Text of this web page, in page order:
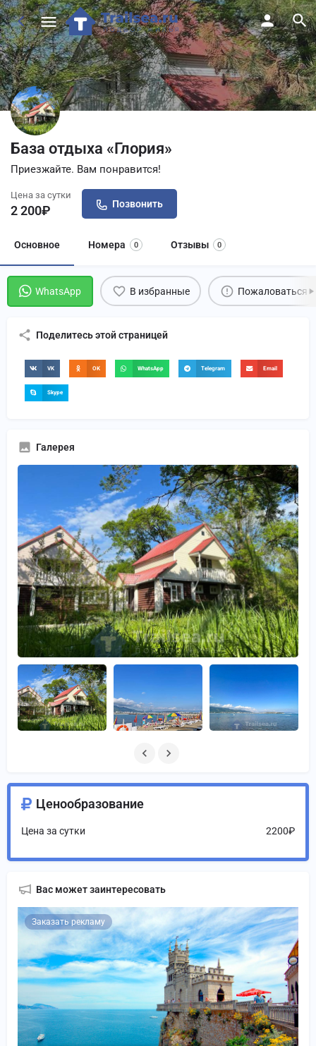
База отдыха «Глория»
Приезжайте. Вам понравится!
Цена за сутки
2 200₽ Позвонить
Основное Номера 0 Отзывы 0
WhatsApp В избранные Пожаловаться
Поделитесь этой страницей
VK OK WhatsApp Telegram Email
Skype
Галерея
Ценообразование
Цена за сутки 2200₽
Вас может заинтересовать
Заказать рекламу